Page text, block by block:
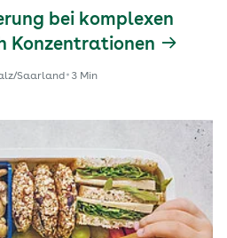
bei komplexen
Konzentrationen
Saarland 3 Min